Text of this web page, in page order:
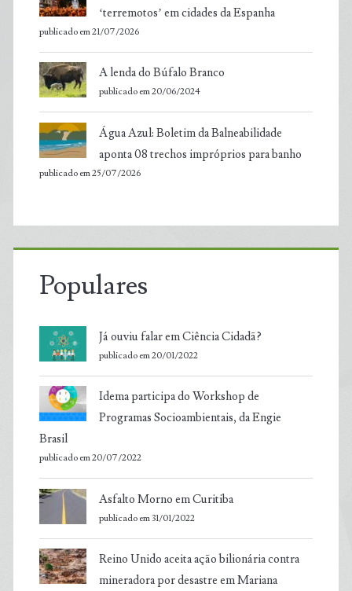
‘terremotos’ em cidades da Espanha
publicado em 21/07/2026
A lenda do Búfalo Branco
publicado em 20/06/2024
Água Azul: Boletim da Balneabilidade
aponta 08 trechos impróprios para banho
publicado em 25/07/2026
Populares
Já ouviu falar em Ciência Cidadã?
publicado em 20/01/2022
Idema participa do Workshop de
Programas Socioambientais, da Engie
Brasil
publicado em 20/07/2022
Asfalto Morno em Curitiba
publicado em 31/01/2022
Reino Unido aceita ação bilionária contra
mineradora por desastre em Mariana